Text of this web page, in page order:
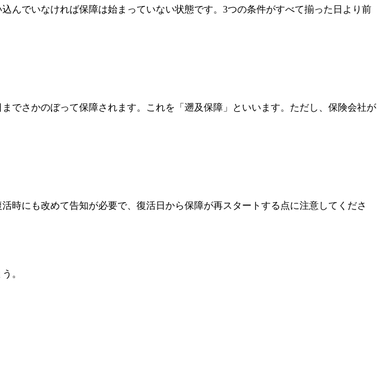
んでいなければ保障は始まっていない状態です。3つの条件がすべて揃った日より前
でさかのぼって保障されます。これを「遡及保障」といいます。ただし、保険会社が
時にも改めて告知が必要で、復活日から保障が再スタートする点に注意してくださ
。